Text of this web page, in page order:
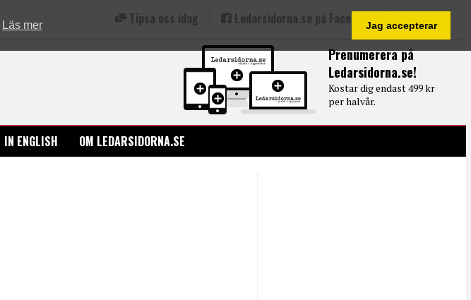
Läs mer Jag accepterar
Prenumerera på
Ledarsidorna.se!
Kostar dig endast 499 kr
per halvår.
Tipsa oss idag Ledarsidorna.se på Facebook
IN ENGLISH OM LEDARSIDORNA.SE